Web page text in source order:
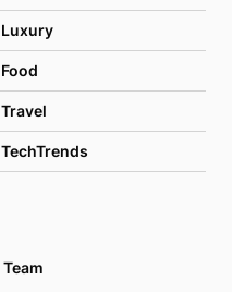
Luxury
Food
Travel
TechTrends
Team